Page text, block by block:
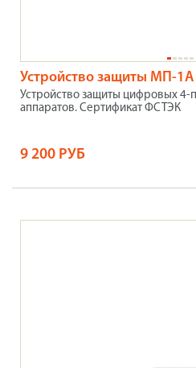
Устройство защиты МП-1А
Устройство защиты цифровых
аппаратов. Сертификат ФСТЭК
9 200 РУБ